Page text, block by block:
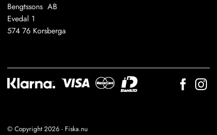
Bengtssons AB
Evedal 1
574 76 Korsberga
© Copyright 2026 - Fiska.nu